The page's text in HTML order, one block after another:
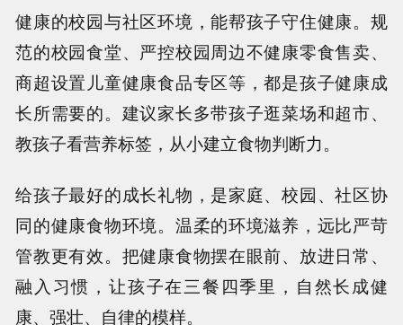
健康的校园与社区环境，能帮孩子守住健康。规
范的校园食堂、严控校园周边不健康零食售卖、
商超设置儿童健康食品专区等，都是孩子健康成
长所需要的。建议家长多带孩子逛菜场和超市、
教孩子看营养标签，从小建立食物判断力。
给孩子最好的成长礼物，是家庭、校园、社区协
同的健康食物环境。温柔的环境滋养，远比严苛
管教更有效。把健康食物摆在眼前、放进日常、
融入习惯，让孩子在三餐四季里，自然长成健
康、强壮、自律的模样。